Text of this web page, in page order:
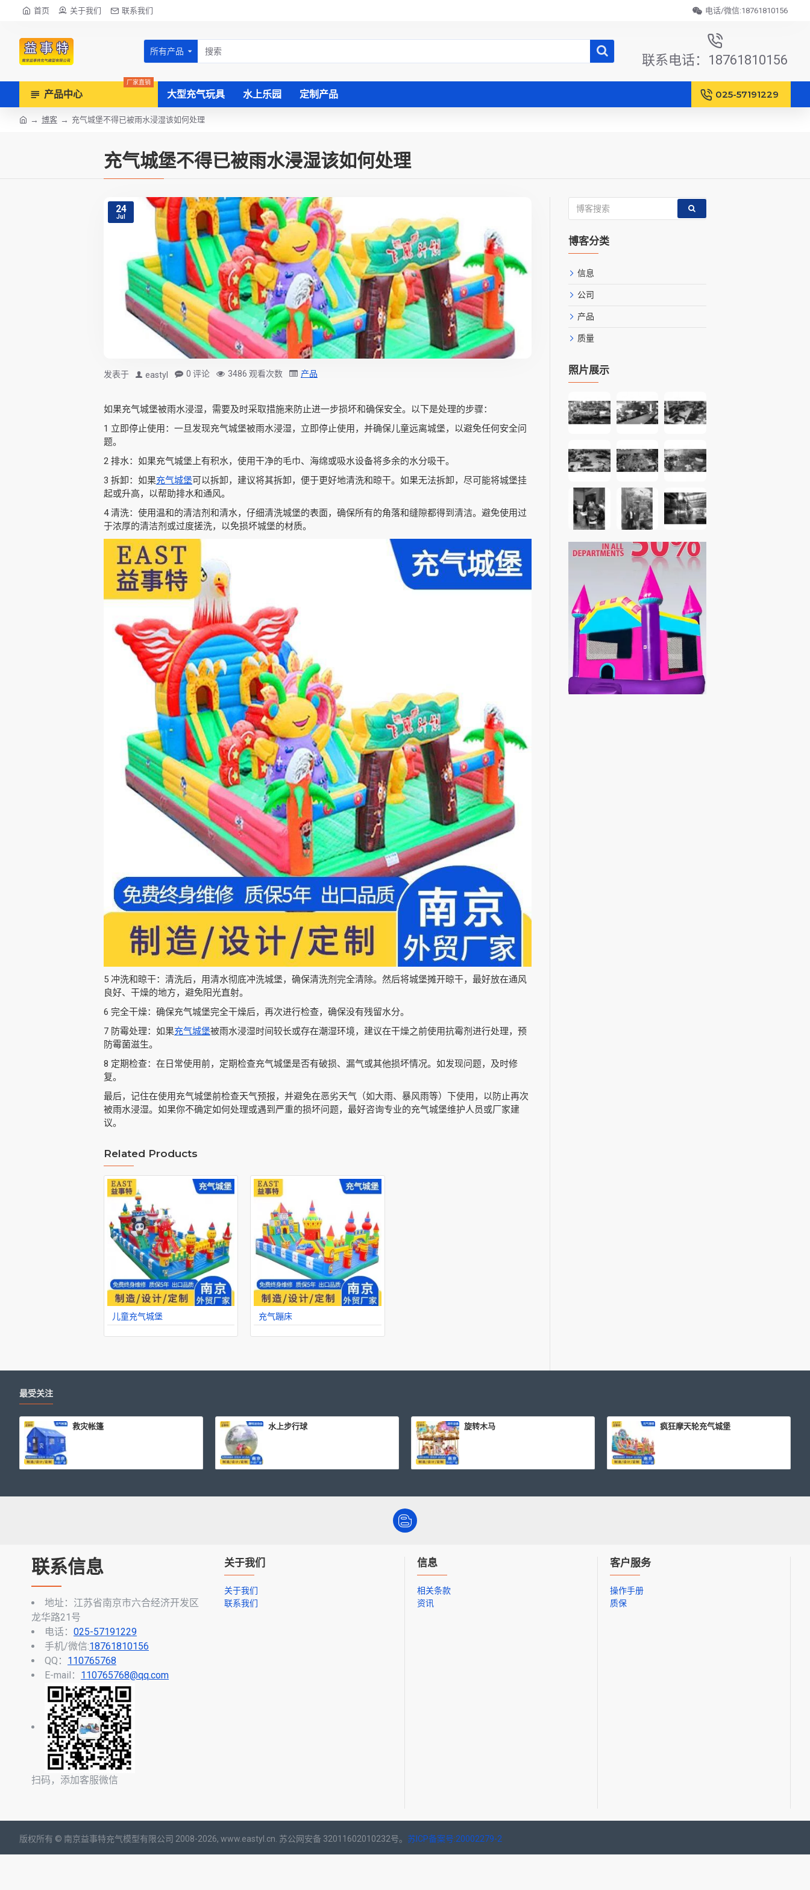
首页 关于我们 联系我们 电话/微信:18761810156
所有产品
联系电话：18761810156
产品中心
厂家直销
大型充气玩具 水上乐园 定制产品 025-57191229
博客 充气城堡不得已被雨水浸湿该如何处理
充气城堡不得已被雨水浸湿该如何处理
24
Jul
发表于 eastyl 0 评论 3486 观看次数 产品
如果充气城堡被雨水浸湿，需要及时采取措施来防止进一步损坏和确保安全。以下是处理的步骤：
1 立即停止使用：一旦发现充气城堡被雨水浸湿，立即停止使用，并确保儿童远离城堡，以避免任何安全问
题。
2 排水：如果充气城堡上有积水，使用干净的毛巾、海绵或吸水设备将多余的水分吸干。
3 拆卸：如果充气城堡可以拆卸，建议将其拆卸，便于更好地清洗和晾干。如果无法拆卸，尽可能将城堡挂
起或升高，以帮助排水和通风。
4 清洗：使用温和的清洁剂和清水，仔细清洗城堡的表面，确保所有的角落和缝隙都得到清洁。避免使用过
于浓厚的清洁剂或过度搓洗，以免损坏城堡的材质。
5 冲洗和晾干：清洗后，用清水彻底冲洗城堡，确保清洗剂完全清除。然后将城堡摊开晾干，最好放在通风
良好、干燥的地方，避免阳光直射。
6 完全干燥：确保充气城堡完全干燥后，再次进行检查，确保没有残留水分。
7 防霉处理：如果充气城堡被雨水浸湿时间较长或存在潮湿环境，建议在干燥之前使用抗霉剂进行处理，预
防霉菌滋生。
8 定期检查：在日常使用前，定期检查充气城堡是否有破损、漏气或其他损坏情况。如发现问题，及时修
复。
最后，记住在使用充气城堡前检查天气预报，并避免在恶劣天气（如大雨、暴风雨等）下使用，以防止再次
被雨水浸湿。如果你不确定如何处理或遇到严重的损坏问题，最好咨询专业的充气城堡维护人员或厂家建
议。
Related Products
儿童充气城堡 充气蹦床
博客分类
信息
公司
产品
质量
照片展示
最受关注
救灾帐篷 水上步行球 旋转木马 疯狂摩天轮充气城堡
联系信息
地址：江苏省南京市六合经济开发区
龙华路21号
电话： 025-57191229
手机/微信:18761810156
QQ： 110765768
E-mail： 110765768@qq.com
扫码，添加客服微信
关于我们
关于我们
联系我们
信息
相关条款
资讯
客户服务
操作手册
质保
版权所有 © 南京益事特充气模型有限公司 2008-2026, www.eastyl.cn. 苏公网安备 32011602010232号。 苏ICP备案号:20002279-2